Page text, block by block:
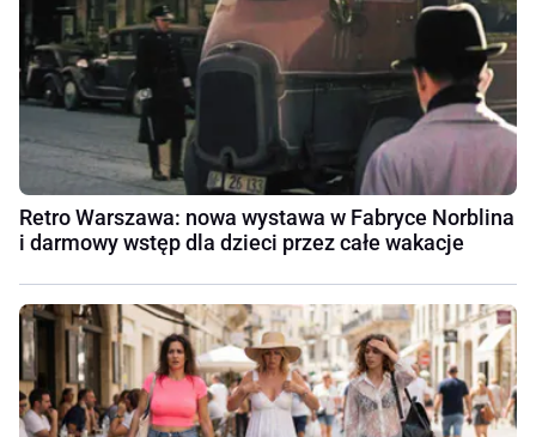
Retro Warszawa: nowa wystawa w Fabryce Norblina
i darmowy wstęp dla dzieci przez całe wakacje